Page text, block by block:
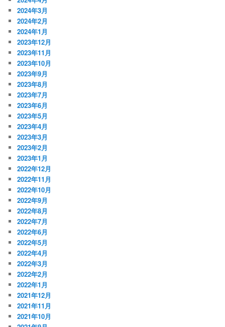
2024年3月
2024年2月
2024年1月
2023年12月
2023年11月
2023年10月
2023年9月
2023年8月
2023年7月
2023年6月
2023年5月
2023年4月
2023年3月
2023年2月
2023年1月
2022年12月
2022年11月
2022年10月
2022年9月
2022年8月
2022年7月
2022年6月
2022年5月
2022年4月
2022年3月
2022年2月
2022年1月
2021年12月
2021年11月
2021年10月